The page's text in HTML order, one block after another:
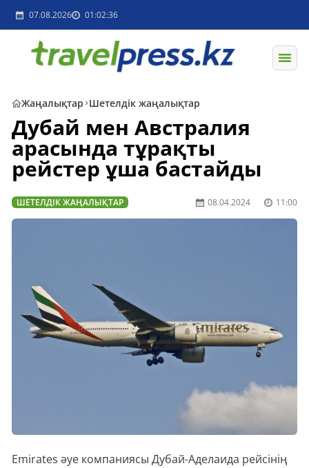
07.08.2026 01:02:36
Жаңалықтар Шетелдік жаңалықтар
Дубай мен Австралия
арасында тұрақты
рейстер ұша бастайды
ШЕТЕЛДІК ЖАҢАЛЫҚТАР 08.04.2024 11:00
Emirates әуе компаниясы Дубай-Аделаида рейсінің